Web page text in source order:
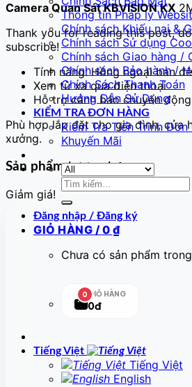
Thông tin Pháp lý
Chính sách Khiếu nại &
Chính sách Sử dụng
Chính sách Giao hàng /
Chính sách Bảo hành /
Chính Sách Thanh Toán
Hướng Dẫn Sử Dụng
KIỂM TRA ĐƠN HÀNG
Kiểm Tra Tiến Trình Đơn
Khuyến Mãi
Tìm
Đăng nhập / Đăng ký
GIỎ HÀNG / 0 ₫
Chưa có sản phẩm
0 GIỎ HÀNG
0đ
Tiếng Việt
Tiếng Việt
English
Camera Quan Sát KBVISION KX
Thank you for reading this post,
subscribe!
Tính năng: Hồng ngoại ban
Xem từ xa qua điện thoại
Hỗ trợ cảnh báo chuyển động
Phù hợp lắp đặt cho gia đình, cửa
xưởng.
Sản phẩm tương tự
Giảm giá!